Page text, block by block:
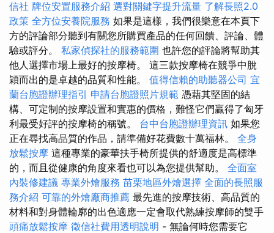
信社 牌位安置服務介紹 選對關鍵字提升流量 了解長照2.0
政策 全方位安養院服務 如果是這樣，我們很樂意在本頁下
方的評論部分聽到有關您所購買產品的任何回饋、評論、體
驗或評分。 私家偵探社的服務範圍 也許您的評論將幫助其
他人選擇市場上最好的按摩椅。 這三款按摩椅在競爭中脫
穎而出的是卓越的品質和性能。 值得信賴的助聽器公司 宜
蘭台胞證辦理指引 申請台胞證照片規範 憑藉其堅固的結
構、可定制的按摩設置和實惠的價格，難怪它們贏得了匈牙
利最受好評的按摩椅的稱號。 台中台胞證辦理資訊 如果您
正在尋找高品質的作品，請準備好花費數十萬福林。 全身
放鬆按摩 這種專業的豪華扶手椅所提供的舒適度是高標準
的，而且從健康的角度來看也可以為您提供幫助。 全面室
內裝修建議 專業外燴服務 苗栗地區外燴選擇 全面的長照服
務介紹 可靠的外燴廠商推薦 最先進的按摩技術、高品質的
材料和對身體輪廓的出色適應一定會取代熟練按摩師的雙手
頭痛放鬆按摩 徵信社費用透明說明 - 無論何時您需要它